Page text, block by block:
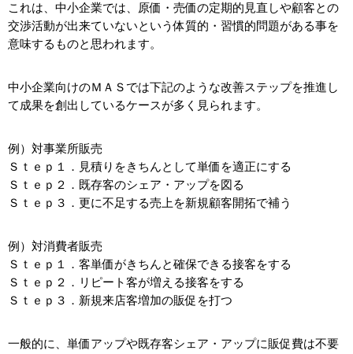
これは、中小企業では、原価・売価の定期的見直しや顧客との
交渉活動が出来ていないという体質的・習慣的問題がある事を
意味するものと思われます。
中小企業向けのＭＡＳでは下記のような改善ステップを推進し
て成果を創出しているケースが多く見られます。
例）対事業所販売
Ｓｔｅｐ１．見積りをきちんとして単価を適正にする
Ｓｔｅｐ２．既存客のシェア・アップを図る
Ｓｔｅｐ３．更に不足する売上を新規顧客開拓で補う
例）対消費者販売
Ｓｔｅｐ１．客単価がきちんと確保できる接客をする
Ｓｔｅｐ２．リピート客が増える接客をする
Ｓｔｅｐ３．新規来店客増加の販促を打つ
一般的に、単価アップや既存客シェア・アップに販促費は不要